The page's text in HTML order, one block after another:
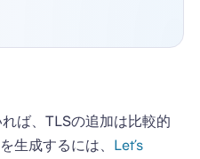
ば、TLSの追加は比較的
生成するには、 Let’s